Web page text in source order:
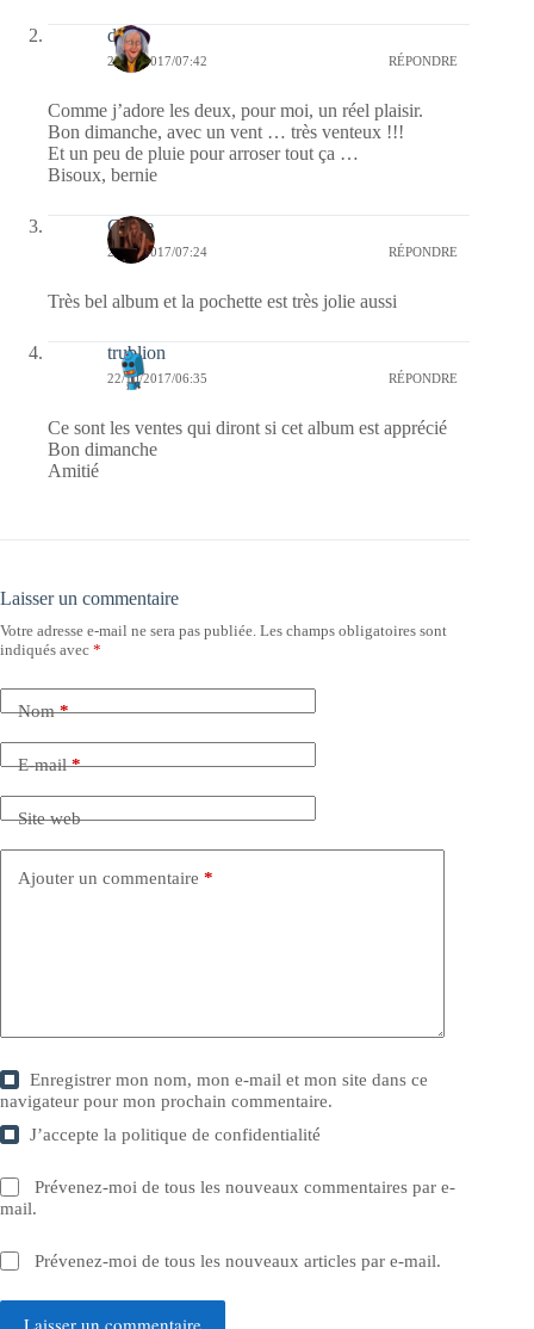
dom
22/10/2017/07:42 RÉPONDRE
Comme j’adore les deux, pour moi, un réel plaisir.
Bon dimanche, avec un vent … très venteux !!!
Et un peu de pluie pour arroser tout ça …
Bisoux, bernie
Carrie
22/10/2017/07:24 RÉPONDRE
Très bel album et la pochette est très jolie aussi
trublion
22/10/2017/06:35 RÉPONDRE
Ce sont les ventes qui diront si cet album est apprécié
Bon dimanche
Amitié
Laisser un commentaire
Votre adresse e-mail ne sera pas publiée. Les champs obligatoires sont
indiqués avec *
Nom*
E-mail*
Site web
Ajouter un commentaire *
Enregistrer mon nom, mon e-mail et mon site dans ce
navigateur pour mon prochain commentaire.
J’accepte lapolitique de confidentialité
Prévenez-moi de tous les nouveaux commentaires par e-
mail.
Prévenez-moi de tous les nouveaux articles par e-mail.
Laisser un commentaire